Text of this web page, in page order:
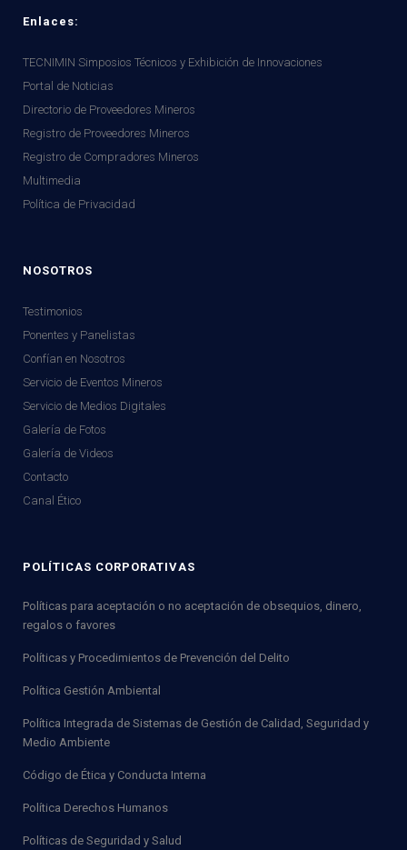
Enlaces:
TECNIMIN Simposios Técnicos y Exhibición de Innovaciones
Portal de Noticias
Directorio de Proveedores Mineros
Registro de Proveedores Mineros
Registro de Compradores Mineros
Multimedia
Política de Privacidad
NOSOTROS
Testimonios
Ponentes y Panelistas
Confían en Nosotros
Servicio de Eventos Mineros
Servicio de Medios Digitales
Galería de Fotos
Galería de Videos
Contacto
Canal Ético
POLÍTICAS CORPORATIVAS
Políticas para aceptación o no aceptación de obsequios, dinero,
regalos o favores
Políticas y Procedimientos de Prevención del Delito
Política Gestión Ambiental
Política Integrada de Sistemas de Gestión de Calidad, Seguridad y
Medio Ambiente
Código de Ética y Conducta Interna
Política Derechos Humanos
Políticas de Seguridad y Salud